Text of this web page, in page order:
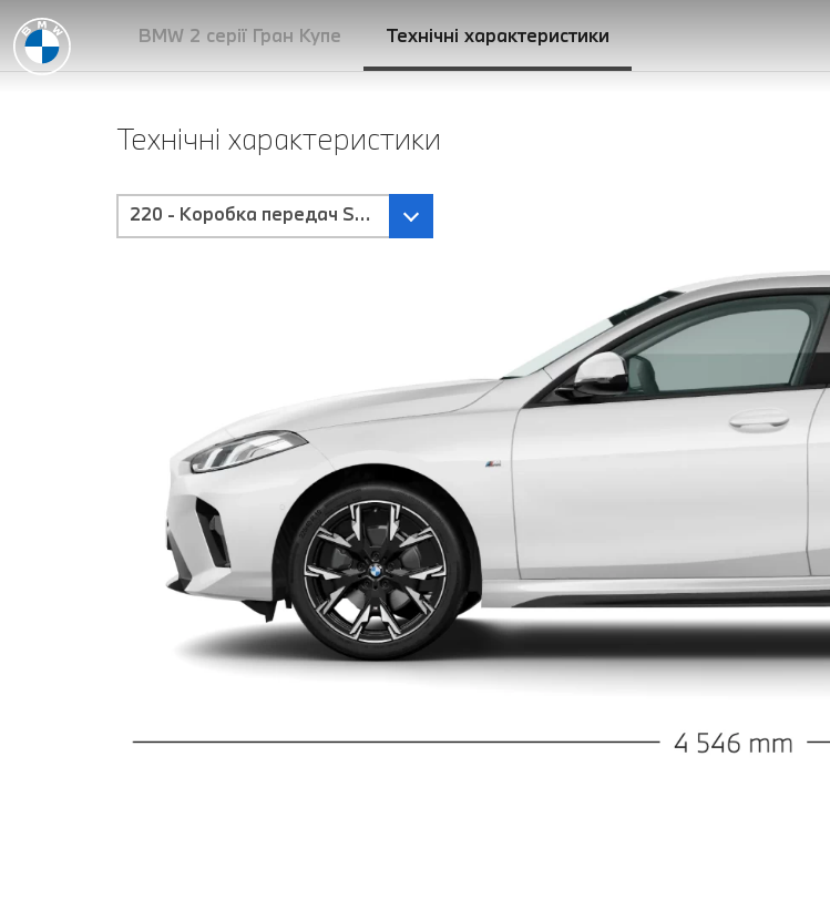
BMW 2 серії Гран Купе Технічні характеристики
Технічні характеристики
220 - Коробка передач Steptronic з пелюстками перемикання передач